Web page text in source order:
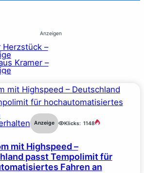
Anzeigen
Anzeige Klicks: 1148
mit Highspeed –
passt Tempolimit für
Fahren an